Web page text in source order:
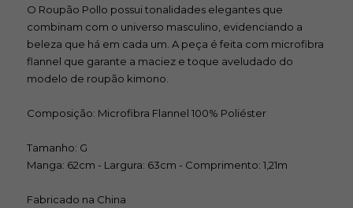
O Roupão Pollo possui tonalidades elegantes que
combinam com o universo masculino, evidenciando a
beleza que há em cada um. A peça é feita com microfibra
flannel que garante a maciez e toque aveludado do
modelo de roupão kimono.
Composição: Microfibra Flannel 100% Poliéster
Tamanho: G
Manga: 62cm - Largura: 63cm - Comprimento: 1,21m
Fabricado na China